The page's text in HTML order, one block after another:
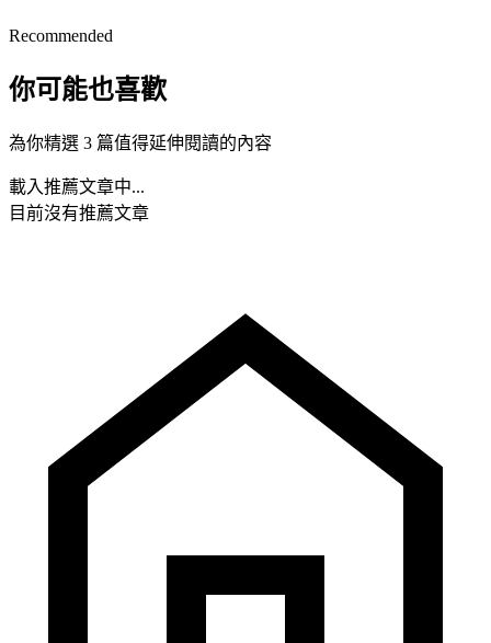
Recommended
你可能也喜歡
為你精選 3 篇值得延伸閱讀的內容
載入推薦文章中...
目前沒有推薦文章